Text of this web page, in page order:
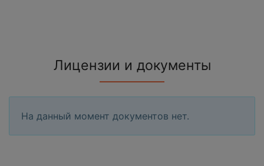
Лицензии и документы
На данный момент документов нет.